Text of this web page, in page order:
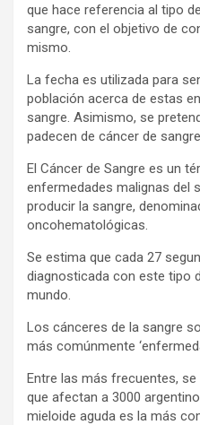
que hace referencia al tipo
sangre, con el objetivo de
mismo.
La fecha es utilizada para
población acerca de estas
sangre. Asimismo, se
padecen de cáncer de
El Cáncer de Sangre es un
enfermedades malignas del
producir la sangre,
oncohematológicas.
Se estima que cada 27
diagnosticada con este tipo
mundo.
Los cánceres de la sangre
más comúnmente
Entre las más frecuentes,
que afectan a 3000
mieloide aguda es la más